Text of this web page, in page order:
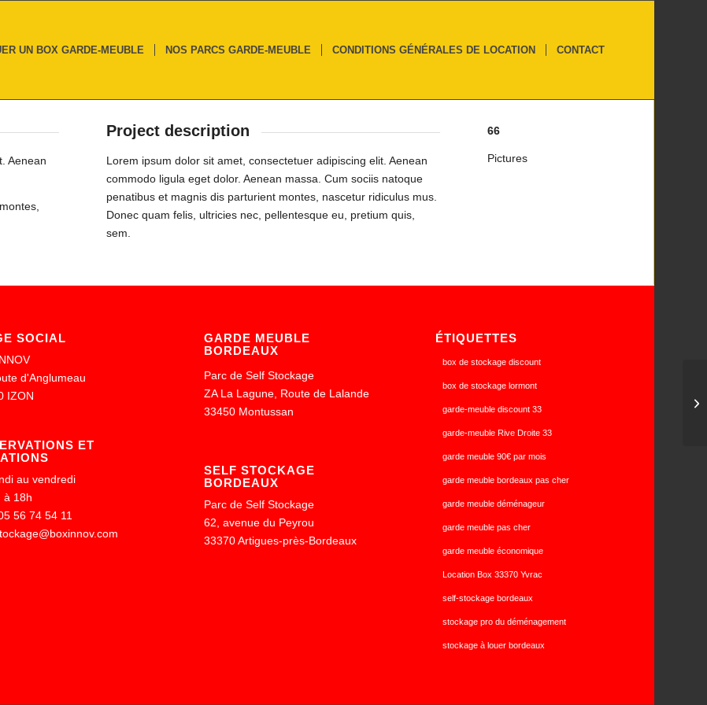
UN BOX GARDE-MEUBLE NOS PARCS GARDE-MEUBLE CONDITIONS GÉNÉRALES DE LOCATION CONTACT
Aenean
Project description
Lorem ipsum dolor sit amet, consectetuer adipiscing elit. Aenean
commodo ligula eget dolor. Aenean massa. Cum sociis natoque
penatibus et magnis dis parturient montes, nascetur ridiculus mus.
Donec quam felis, ultricies nec, pellentesque eu, pretium quis,
sem.
66
Pictures
SOCIAL
d'Anglumeau
IZON
ET
au vendredi
à 18h
56 74 54 11
GARDE MEUBLE
BORDEAUX
Parc de Self Stockage
ZA La Lagune, Route de Lalande
33450 Montussan
SELF STOCKAGE
BORDEAUX
Parc de Self Stockage
62, avenue du Peyrou
33370 Artigues-près-Bordeaux
ÉTIQUETTES
box de stockage discount
box de stockage lormont
garde-meuble discount 33
garde-meuble Rive Droite 33
garde meuble 90€ par mois
garde meuble bordeaux pas cher
garde meuble déménageur
garde meuble pas cher
garde meuble économique
Location Box 33370 Yvrac
self-stockage bordeaux
stockage pro du déménagement
stockage à louer bordeaux